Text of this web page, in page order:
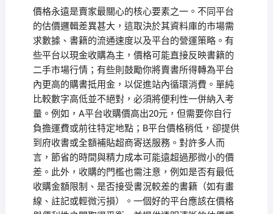
價格永遠是賣家最關心的核心要素之一。不同平台
的估價邏輯差異甚大，這取決於其資料庫的市場需
求數據、書籍的流通速度以及平台的營運策略。有
些平台以現金收購為主，價格可能直接反映書籍的
二手市場行情；有些則鼓勵你將賣書所得轉為平台
內更高的購書抵用金，以促進站內循環消費。單純
比較數字高低並不絕對，必須將便利性一併納入考
量。例如，A平台收購價高出20元，但需要你自行
負擔運費或前往特定地點；B平台價格稍低，卻提供
到府收書或全額補貼超商寄送服務。對許多人而
言，節省的時間與精力成本可能遠超過那微小的價
差。此外，收購的門檻也需注意，例如是否有最低
收購金額限制、是否接受書況較差的書籍（如有畫
線、註記或輕微污損）。一個好的平台應該在價格